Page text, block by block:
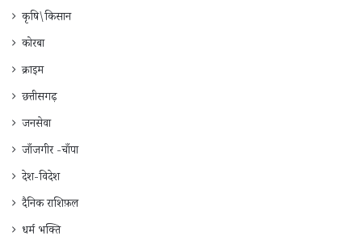
कृषि\किसान
कोरबा
क्राइम
छत्तीसगढ़
जनसेवा
जाँजगीर -चाँपा
देश-विदेश
दैनिक राशिफ़ल
धर्म भक्ति